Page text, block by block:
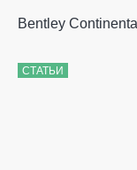
Bentley
СТАТЬИ